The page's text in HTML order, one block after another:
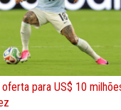
para US$ 10